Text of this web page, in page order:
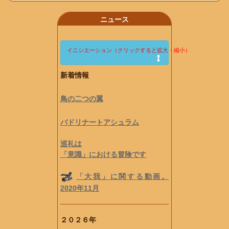
ニュース
イニシエーション（クリックすると拡大・縮小）
新着情報
鳥の二つの翼
バドリナートアシュラム
巡礼は
「意識」における冒険です
「大我」に関する動画。
2020年11月
２０２６年